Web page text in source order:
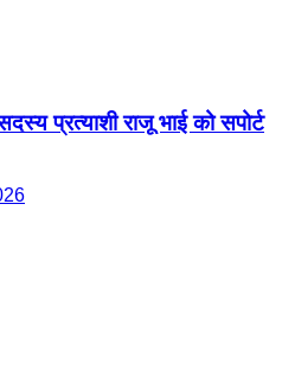
प्रत्याशी राजू भाई को सपोर्ट